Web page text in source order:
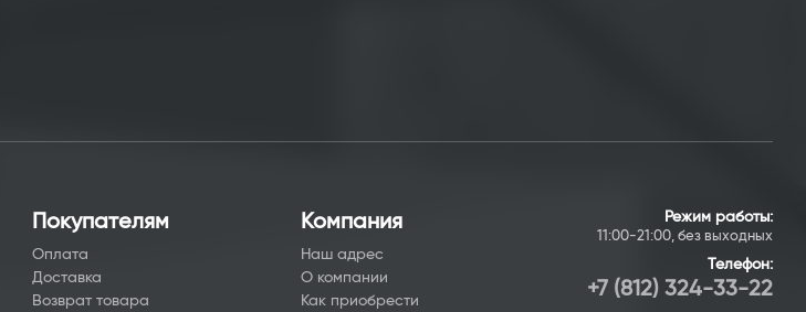
Покупателям
Оплата
Доставка
Возврат товара
Компания
Наш адрес
О компании
Как приобрести
Режим работы:
11:00-21:00, без выходных
Телефон:
+7 (812) 324-33-22